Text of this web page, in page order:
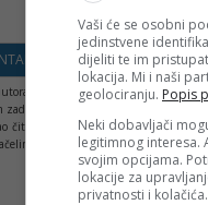
Kopirati
a ne nužno i stavove internet
pravo da obriše komentar
čitalac takođe prihvatate
i uvjerenjima.
Vaši će se osobni
jedinstvene
dijeliti te im
lokacija. Mi i naši
geolociranju. Popis
Neki dobavljači
legitimnog interesa.
svojim opcijama.
lokacije za
privatnosti i kolačića.